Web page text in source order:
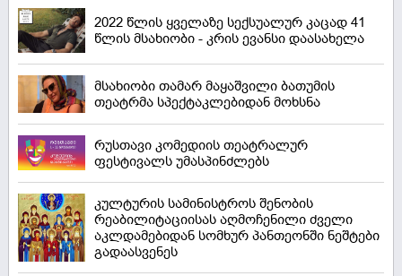
2022 წლის ყველაზე სექსუალურ კაცად 41
წლის მსახიობი - კრის ევანსი დაასახელა
მსახიობი თამარ მაყაშვილი ბათუმის
თეატრმა სპექტაკლებიდან მოხსნა
რუსთავი კომედიის თეატრალურ
ფესტივალს უმასპინძლებს
კულტურის სამინისტროს შენობის
რეაბილიტაციისას აღმოჩენილი ძველი
აკლდამებიდან სომხურ პანთეონში ნეშტები
გადაასვენეს